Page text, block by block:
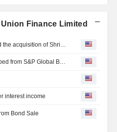
Finance Limited
Shriram Transport Finance Company Limited completed the acquisition of Shriram City Union Finance Limited from Shriram Capital Limited, Piramal Enterprises Limited, Dynasty Acquisition Ltd. and others.
Shriram City Union Finance Limited(BSE:532498) dropped from S&P Global BMI Index
interest income
Bond Sale